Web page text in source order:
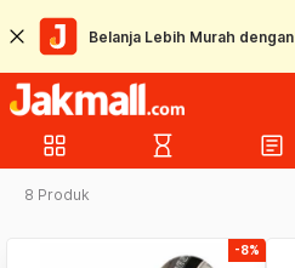
Belanja Lebih Murah dengan
grid_view hourglass_empty article
8 Produk
-8%